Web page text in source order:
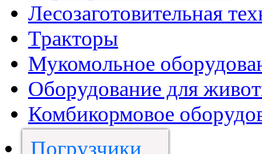
Лесозаготовительная
Тракторы
Мукомольное
Оборудование для
Комбикормовое
Погрузчики